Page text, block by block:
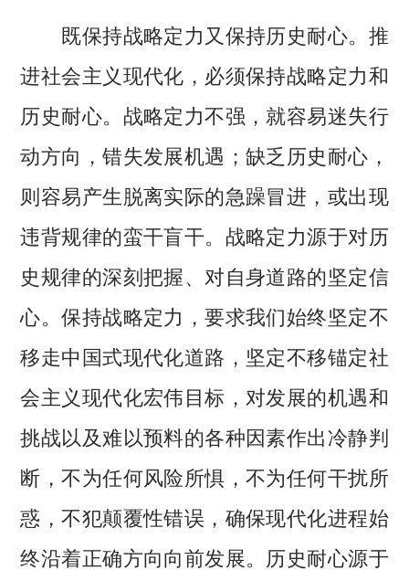
既保持战略定力又保持历史耐心。推
进社会主义现代化，必须保持战略定力和
历史耐心。战略定力不强，就容易迷失行
动方向，错失发展机遇；缺乏历史耐心，
则容易产生脱离实际的急躁冒进，或出现
违背规律的蛮干盲干。战略定力源于对历
史规律的深刻把握、对自身道路的坚定信
心。保持战略定力，要求我们始终坚定不
移走中国式现代化道路，坚定不移锚定社
会主义现代化宏伟目标，对发展的机遇和
挑战以及难以预料的各种因素作出冷静判
断，不为任何风险所惧，不为任何干扰所
惑，不犯颠覆性错误，确保现代化进程始
终沿着正确方向向前发展。历史耐心源于